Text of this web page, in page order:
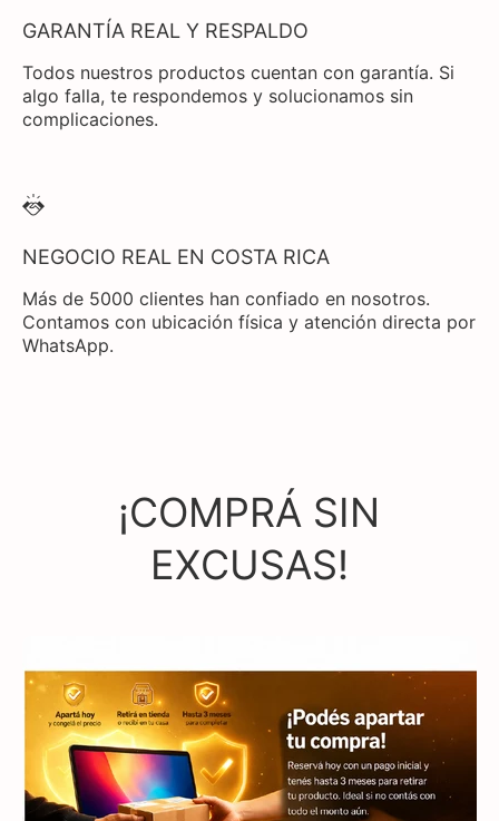
GARANTÍA REAL Y RESPALDO
Todos nuestros productos cuentan con garantía. Si
algo falla, te respondemos y solucionamos sin
complicaciones.
NEGOCIO REAL EN COSTA RICA
Más de 5000 clientes han confiado en nosotros.
Contamos con ubicación física y atención directa por
WhatsApp.
¡COMPRÁ SIN
EXCUSAS!